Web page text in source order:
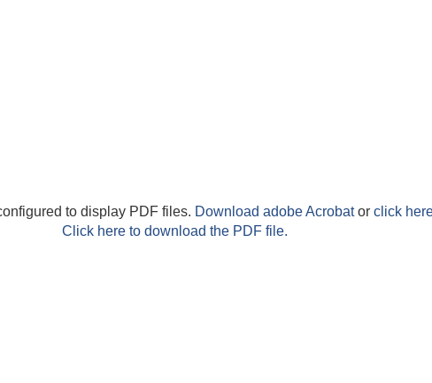
to display PDF files. Download adobe Acrobator click
Click here to download the PDF file.